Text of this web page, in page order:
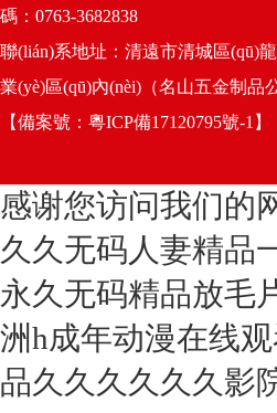
碼：0763-3682838
聯(lián)系地址：清遠市清城區(qū)
業(yè)區(qū)內(nèi)（名山五金制品
【備案號： 粵ICP備17120795號-1】
感谢您访问我们的
久久无码人妻精品
永久无码精品放毛
洲h成年动漫在线
品久久久久久久影